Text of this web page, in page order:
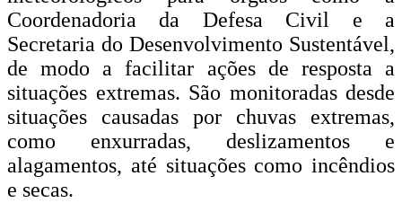
Coordenadoria da Defesa Civil e a
Secretaria do Desenvolvimento Sustentável,
de modo a facilitar ações de resposta a
situações extremas. São monitoradas desde
situações causadas por chuvas extremas,
como enxurradas, deslizamentos e
alagamentos, até situações como incêndios
e secas.